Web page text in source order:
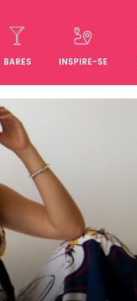
BARES INSPIRE-SE